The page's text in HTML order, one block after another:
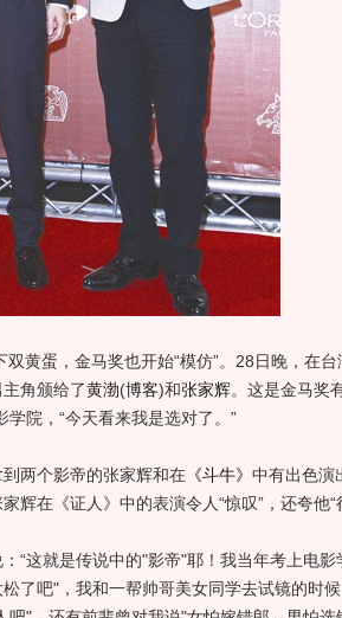
蛋，金马奖也开始“模仿”。28日晚，在台
角颁给了黄渤(博客)和张家辉。这是金马奖
学院，“今天看来我是选对了。”
两个影帝的张家辉和在《斗牛》 中有出色演
辉在《证人》中的表演令人“惊叹”，还夸他“
这就是传说中的"影帝"耶！我当年考上电影
了吧"，我和一帮帅哥美女同学去试镜的时